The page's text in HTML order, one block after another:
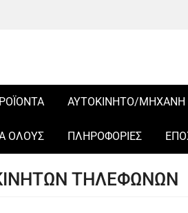
ΑΥΤΟΚΙΝΗΤΟ/ΜΗΧΑΝΗ
ΟΛΟΥΣ ΠΛΗΡΟΦΟΡΙΕΣ
ΤΗΛΕΦΩΝΩΝ